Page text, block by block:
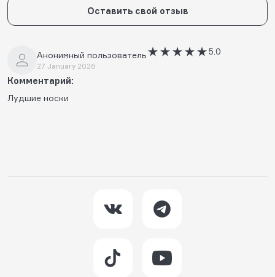
Оставить свой отзыв
Анонимный пользователь
27 January 2026
5.0
Комментарий:
Лудшие носки